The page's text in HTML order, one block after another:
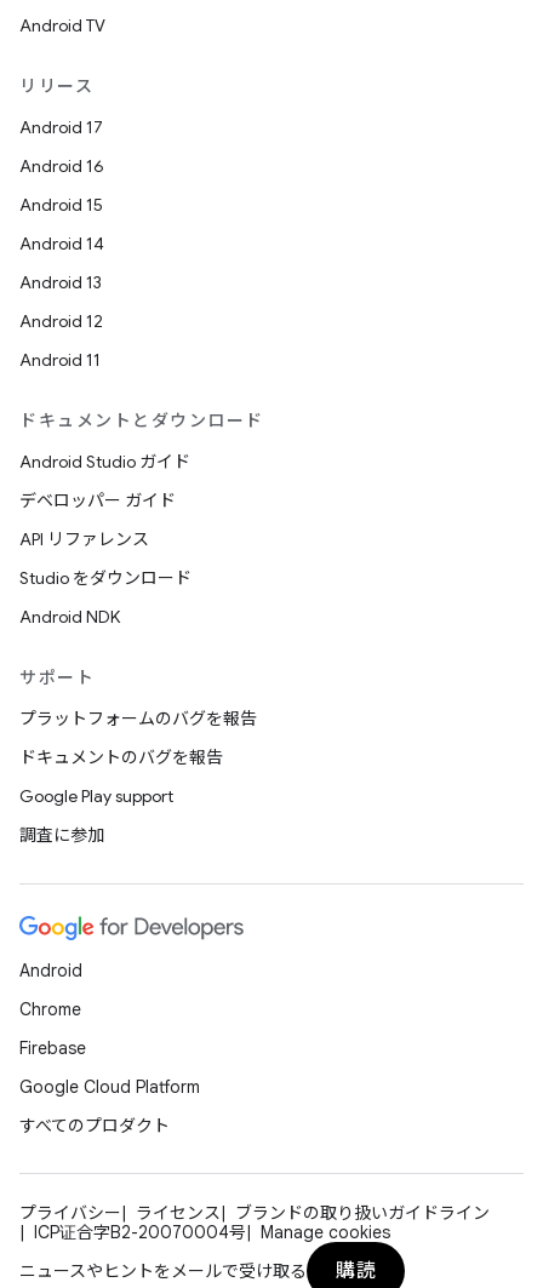
Android TV
リリース
Android 17
Android 16
Android 15
Android 14
Android 13
Android 12
Android 11
ドキュメントとダウンロード
Android Studio ガイド
デベロッパー ガイド
API リファレンス
Studio をダウンロード
Android NDK
サポート
プラットフォームのバグを報告
ドキュメントのバグを報告
Google Play support
調査に参加
Android
Chrome
Firebase
Google Cloud Platform
すべてのプロダクト
プライバシー ライセンス
ブランドの取り扱いガイドライン
ICP证合字B2-20070004号
Manage cookies
ニュースやヒントをメールで受け取る
購読